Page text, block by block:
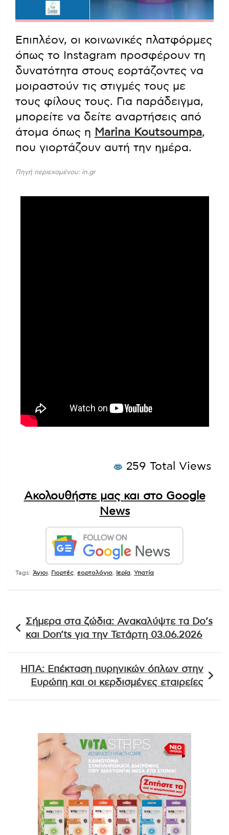
Επιπλέον, οι κοινωνικές πλατφόρμες
όπως το Instagram προσφέρουν τη
δυνατότητα στους εορτάζοντες να
μοιραστούν τις στιγμές τους με
τους φίλους τους. Για παράδειγμα,
μπορείτε να δείτε αναρτήσεις από
άτομα όπως η Marina Koutsoumpa,
που γιορτάζουν αυτή την ημέρα.
Πηγή περιεχομένου: in.gr
259 Total Views
Ακολουθήστε μας και στο Google
News
Tags: Άγιοι Γιορτές εορτολόγιο Ιερία Υπατία
άρθρων
Σήμερα στα ζώδια: Ανακαλύψτε τα Do’s
και Don’ts για την Τετάρτη 03.06.2026
ΗΠΑ: Επέκταση πυρηνικών όπλων στην
Ευρώπη και οι κερδισμένες εταιρείες